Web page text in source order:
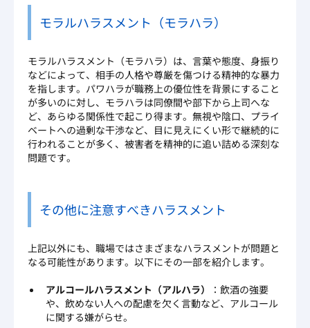
モラルハラスメント（モラハラ）
モラルハラスメント（モラハラ）は、言葉や態度、身振り
などによって、相手の人格や尊厳を傷つける精神的な暴力
を指します。パワハラが職務上の優位性を背景にすること
が多いのに対し、モラハラは同僚間や部下から上司へな
ど、あらゆる関係性で起こり得ます。無視や陰口、プライ
ベートへの過剰な干渉など、目に見えにくい形で継続的に
行われることが多く、被害者を精神的に追い詰める深刻な
問題です。
その他に注意すべきハラスメント
上記以外にも、職場ではさまざまなハラスメントが問題と
なる可能性があります。以下にその一部を紹介します。
アルコールハラスメント（アルハラ）
：飲酒の強要
や、飲めない人への配慮を欠く言動など、アルコール
に関する嫌がらせ。